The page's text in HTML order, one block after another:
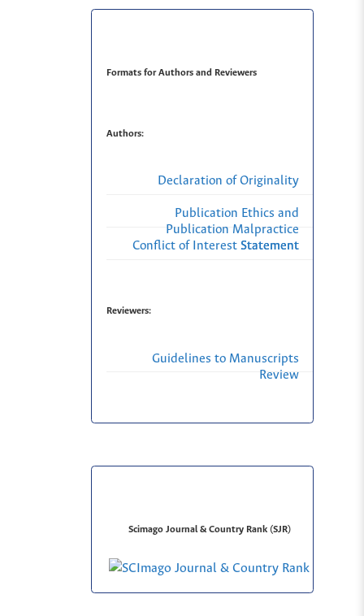
Formats for Authors and Reviewers
Authors:
Declaration of Originality
Publication Ethics and
Publication Malpractice
Statement
Conflict of Interest Statement
Reviewers:
Guidelines to Manuscripts
Review
Scimago Journal & Country Rank (SJR)